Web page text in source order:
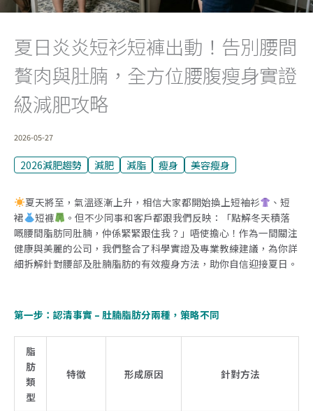
夏日炎炎短衫短褲出動！告別腰間
贅肉與肚腩，全方位腰腹瘦身實證
級減肥攻略
2026-05-27
2026減肥趨勢 減肥 減脂 瘦身 美容瘦身
夏天將至，氣溫逐漸上升，相信大家都開始換上短袖衫
、短
裙
短褲
。但不少同事和客戶都跟我們反映：「點解冬天積落
嘅腰間脂肪同肚腩，仲係緊緊跟住我？」唔使擔心！作為一間關注
健康與美麗的公司，我們整合了科學實證及專業教練建議，為你詳
細拆解針對腰部及肚腩脂肪的有效瘦身方法，助你自信迎接夏日。
第一步：認清事實 – 肚腩脂肪分兩種，策略不同
脂
肪
類
型
特徵 形成原因 針對方法